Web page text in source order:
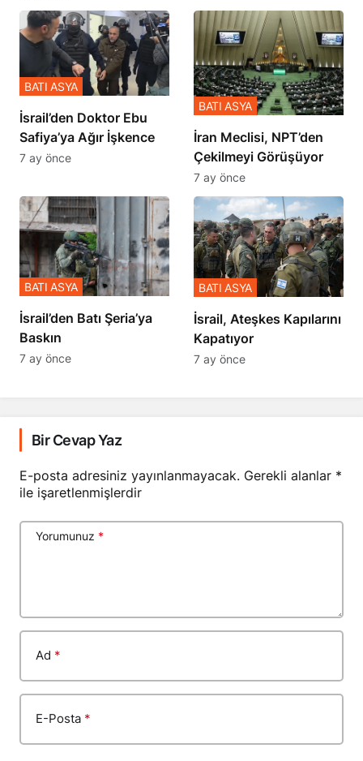
İsrail’den Doktor Ebu
Safiya’ya Ağır İşkence
BATI ASYA
7 ay önce
İran Meclisi, NPT’den
Çekilmeyi Görüşüyor
BATI ASYA
7 ay önce
​​​​​​​İsrail’den Batı Şeria’ya
Baskın
BATI ASYA
7 ay önce
İsrail, Ateşkes Kapılarını
Kapatıyor
BATI ASYA
7 ay önce
Bir Cevap Yaz
E-posta adresiniz yayınlanmayacak. Gerekli alanlar *
ile işaretlenmişlerdir
Yorumunuz *
Ad *
E-Posta *